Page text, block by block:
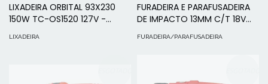
LIXADEIRA ORBITAL 93X230
150W TC-OS1520 127V -
LIXADEIRA
FURADEIRA E PARAFUSADEIRA
DE IMPACTO 13MM C/T 18V
FURADEIRA/PARAFUSADEIRA